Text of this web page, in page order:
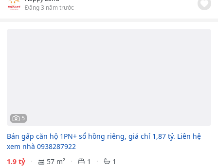
Đăng 3 năm trước
5
Bán gấp căn hộ 1PN+ sổ hồng riêng, giá chỉ 1,87 tỷ. Liên hệ
xem nhà 0938287922
1.9 tỷ
57 m² 1
1